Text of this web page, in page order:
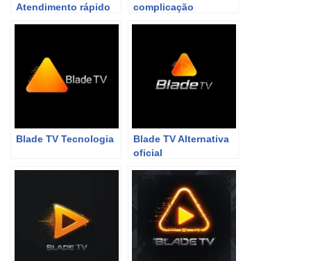
Atendimento rápido
complicação
Blade TV Tecnologia
Blade TV Alternativa
oficial